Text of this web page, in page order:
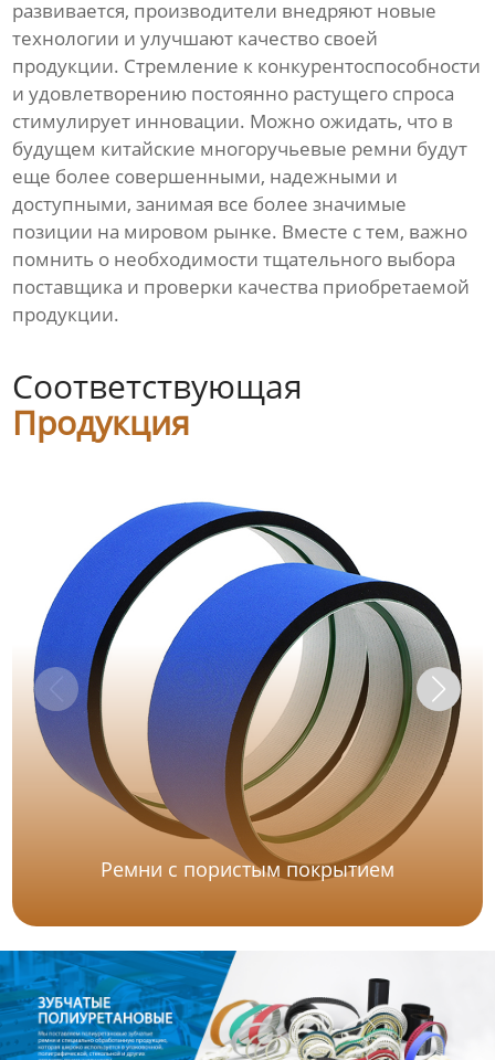
развивается, производители внедряют новые
технологии и улучшают качество своей
продукции. Стремление к конкурентоспособности
и удовлетворению постоянно растущего спроса
стимулирует инновации. Можно ожидать, что в
будущем китайские многоручьевые ремни будут
еще более совершенными, надежными и
доступными, занимая все более значимые
позиции на мировом рынке. Вместе с тем, важно
помнить о необходимости тщательного выбора
поставщика и проверки качества приобретаемой
продукции.
Соответствующая
Продукция
Ремни с пористым покрытием